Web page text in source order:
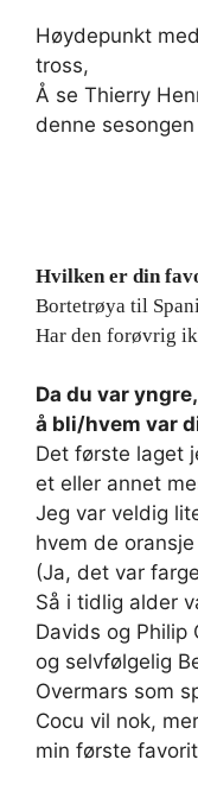
Høydepunkt
tross,
Å se Thierry
denne
Hvilken er din
Bortetrøya til
Har den forøvrig
Da du var
å bli/hvem var
Det første laget
et eller annet
Jeg var veldig
hvem de
(Ja, det var
Så i tidlig alder
Davids og Philip
og selvfølgelig
Overmars som
Cocu vil nok,
min første